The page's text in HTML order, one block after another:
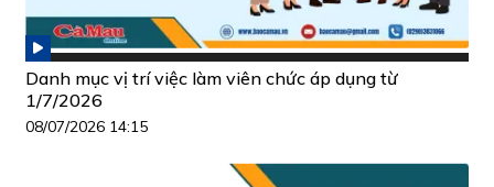
Danh mục vị trí việc làm viên chức áp dụng từ
1/7/2026
08/07/2026 14:15